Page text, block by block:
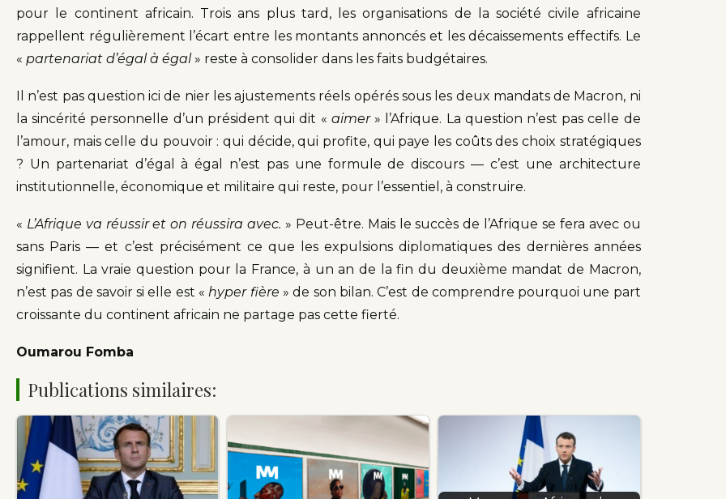
pour le continent africain. Trois ans plus tard, les organisations de la société civile africaine
rappellent régulièrement l’écart entre les montants annoncés et les décaissements effectifs. Le
« partenariat d’égal à égal » reste à consolider dans les faits budgétaires.
Il n’est pas question ici de nier les ajustements réels opérés sous les deux mandats de Macron, ni
la sincérité personnelle d’un président qui dit « aimer» l’Afrique. La question n’est pas celle de
l’amour, mais celle du pouvoir : qui décide, qui profite, qui paye les coûts des choix stratégiques
? Un partenariat d’égal à égal n’est pas une formule de discours — c’est une architecture
institutionnelle, économique et militaire qui reste, pour l’essentiel, à construire.
« L’Afrique va réussir et on réussira avec. » Peut-être. Mais le succès de l’Afrique se fera avec ou
sans Paris — et c’est précisément ce que les expulsions diplomatiques des dernières années
signifient. La vraie question pour la France, à un an de la fin du deuxième mandat de Macron,
n’est pas de savoir si elle est «hyper fière » de son bilan. C’est de comprendre pourquoi une part
croissante du continent africain ne partage pas cette fierté.
Oumarou Fomba
Publications similaires: